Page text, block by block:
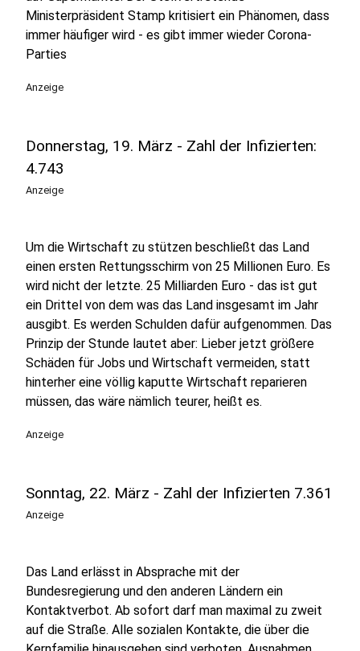
Ministerpräsident Stamp kritisiert ein Phänomen, dass
immer häufiger wird - es gibt immer wieder Corona-
Parties
Anzeige
Donnerstag, 19. März - Zahl der Infizierten:
4.743
Anzeige
Um die Wirtschaft zu stützen beschließt das Land
einen ersten Rettungsschirm von 25 Millionen Euro. Es
wird nicht der letzte. 25 Milliarden Euro - das ist gut
ein Drittel von dem was das Land insgesamt im Jahr
ausgibt. Es werden Schulden dafür aufgenommen. Das
Prinzip der Stunde lautet aber: Lieber jetzt größere
Schäden für Jobs und Wirtschaft vermeiden, statt
hinterher eine völlig kaputte Wirtschaft reparieren
müssen, das wäre nämlich teurer, heißt es.
Anzeige
Sonntag, 22. März - Zahl der Infizierten 7.361
Anzeige
Das Land erlässt in Absprache mit der
Bundesregierung und den anderen Ländern ein
Kontaktverbot. Ab sofort darf man maximal zu zweit
auf die Straße. Alle sozialen Kontakte, die über die